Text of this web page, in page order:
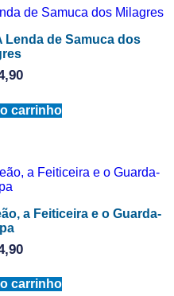
Lenda de Samuca dos
carrinho
a Feiticeira e o Guarda-
carrinho